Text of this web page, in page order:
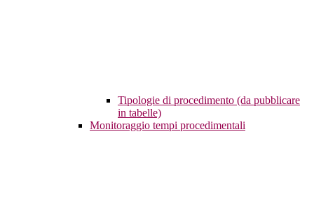
Tipologie di procedimento (da pubblicare
in tabelle)
Monitoraggio tempi procedimentali